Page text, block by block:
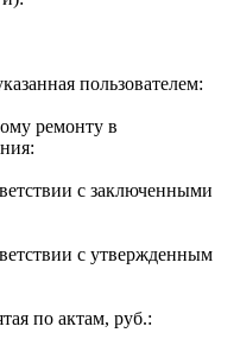
пользователем:
ремонту в
с заключенными
с утвержденным
по актам, руб.: